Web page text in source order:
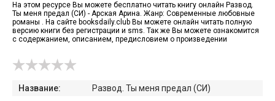
На этом ресурсе Вы можете бесплатно читать книгу онлайн Развод.
Ты меня предал (СИ) - Арская Арина. Жанр: Современные любовные
романы . На сайте booksdaily.club Вы можете онлайн читать полную
версию книги без регистрации и sms. Так же Вы можете ознакомится
с содержанием, описанием, предисловием о произведении
Название: Развод. Ты меня предал (СИ)